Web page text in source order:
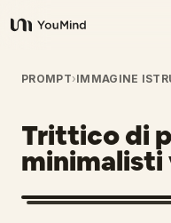
YouMind
Panoramica
Casi d'uso
Abilità
PROMPT›IMMAGINE
Trittico di
minimalisti